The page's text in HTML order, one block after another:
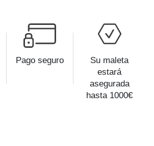
Pago seguro
Su maleta
estará
asegurada
hasta 1000€